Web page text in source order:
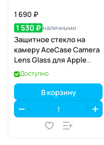
1 690 ₽
1 530 ₽ наличными
Защитное стекло на
камеру AceCase Camera
Lens Glass для Apple
iPhone 17
Доступно
В корзину